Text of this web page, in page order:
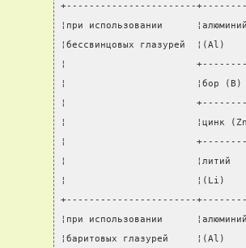
+-----------------------
¦при использовании
¦бессвинцовых глазурей
¦                       +----------
¦                       ¦бор (B)
¦                       +----------
¦                       ¦цинк
¦                       +----------
¦                       ¦литий
¦                       ¦(Li)
+-----------------------
¦при использовании
¦баритовых глазурей